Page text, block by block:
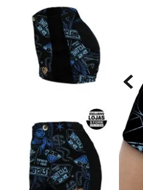
9º Saia
10º Bermuda Veludo